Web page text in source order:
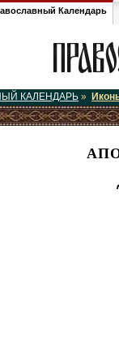
Календарь
КАЛЕНДАРЬ »